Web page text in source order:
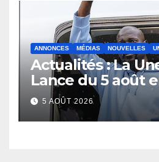
ANNONCES MÉDIAS NOUVELLES
Actualités : La
Lance du 5 août
5 AOÛT 2026